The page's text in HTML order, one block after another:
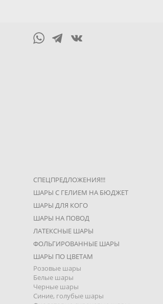
СПЕЦПРЕДЛОЖЕНИЯ!!!
ШАРЫ С ГЕЛИЕМ НА БЮДЖЕТ
ШАРЫ ДЛЯ КОГО
ШАРЫ НА ПОВОД
ЛАТЕКСНЫЕ ШАРЫ
ФОЛЬГИРОВАННЫЕ ШАРЫ
ШАРЫ ПО ЦВЕТАМ
Розовые шары
Белые шары
Черные шары
Синие, голубые шары